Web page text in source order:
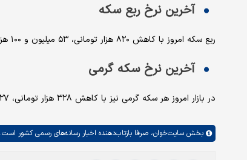
آخرین نرخ ربع سکه
ربع سکه امروز با کاهش ۸۲۰ هزار تومانی، ۵۳ میلیون و ۱۰۰ هزار تومان نرخ‌گذاری شد.
آخرین نرخ سکه گرمی
در بازار امروز هر سکه گرمی نیز با کاهش ۳۲۸ هزار تومانی، ۲۷ میلیون تومان فروخته شد.
بخش سایت‌خوان، صرفا بازتاب‌دهنده اخبار رسانه‌های رسمی کشور است.